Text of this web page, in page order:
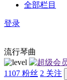
全部栏目
登录
流行琴曲
1107 粉丝 2 关注